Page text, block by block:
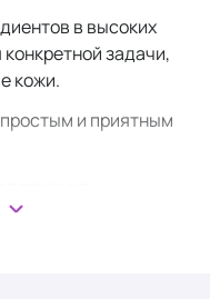
в высоких
задачи,
кожи.
и приятным
всей жизни.